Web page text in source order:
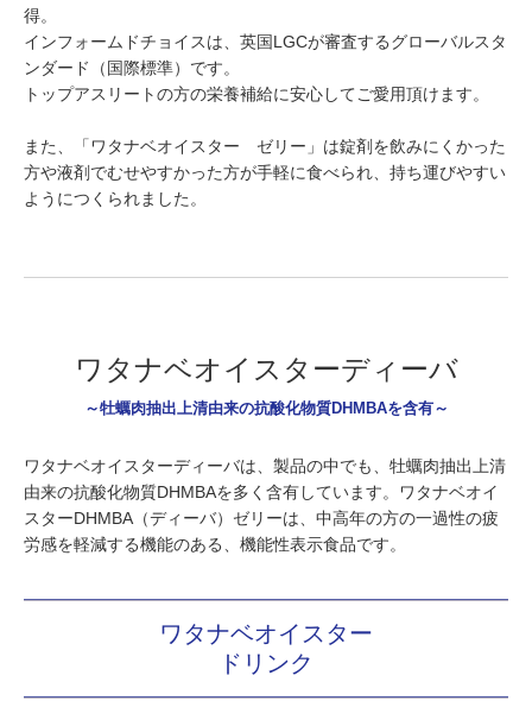
得。
インフォームドチョイスは、英国LGCが審査するグローバルスタ
ンダード（国際標準）です。
トップアスリートの方の栄養補給に安心してご愛用頂けます。
また、「ワタナベオイスター ゼリー」は錠剤を飲みにくかった
方や液剤でむせやすかった方が手軽に食べられ、持ち運びやすい
ようにつくられました。
ワタナベオイスターディーバ
～牡蠣肉抽出上清由来の抗酸化物質DHMBAを含有～
ワタナベオイスターディーバは、製品の中でも、牡蠣肉抽出上清
由来の抗酸化物質DHMBAを多く含有しています。ワタナベオイ
スターDHMBA（ディーバ）ゼリーは、中高年の方の一過性の疲
労感を軽減する機能のある、機能性表示食品です。
ワタナベオイスター
ドリンク